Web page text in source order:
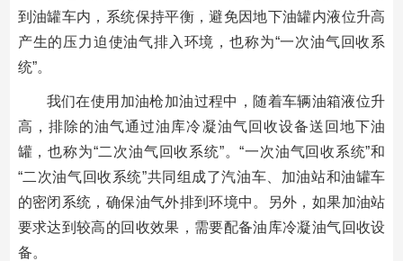
到油罐车内，系统保持平衡，避免因地下油罐内液位升高
产生的压力迫使油气排入环境，也称为“一次油气回收系
统”。
我们在使用加油枪加油过程中，随着车辆油箱液位升
高，排除的油气通过油库冷凝油气回收设备送回地下油
罐，也称为“二次油气回收系统”。“一次油气回收系统”和
“二次油气回收系统”共同组成了汽油车、加油站和油罐车
的密闭系统，确保油气外排到环境中。另外，如果加油站
要求达到较高的回收效果，需要配备油库冷凝油气回收设
备。